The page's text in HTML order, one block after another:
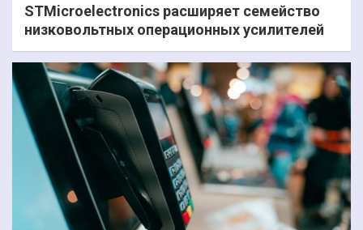
STMicroelectronics расширяет семейство
низковольтных операционных усилителей